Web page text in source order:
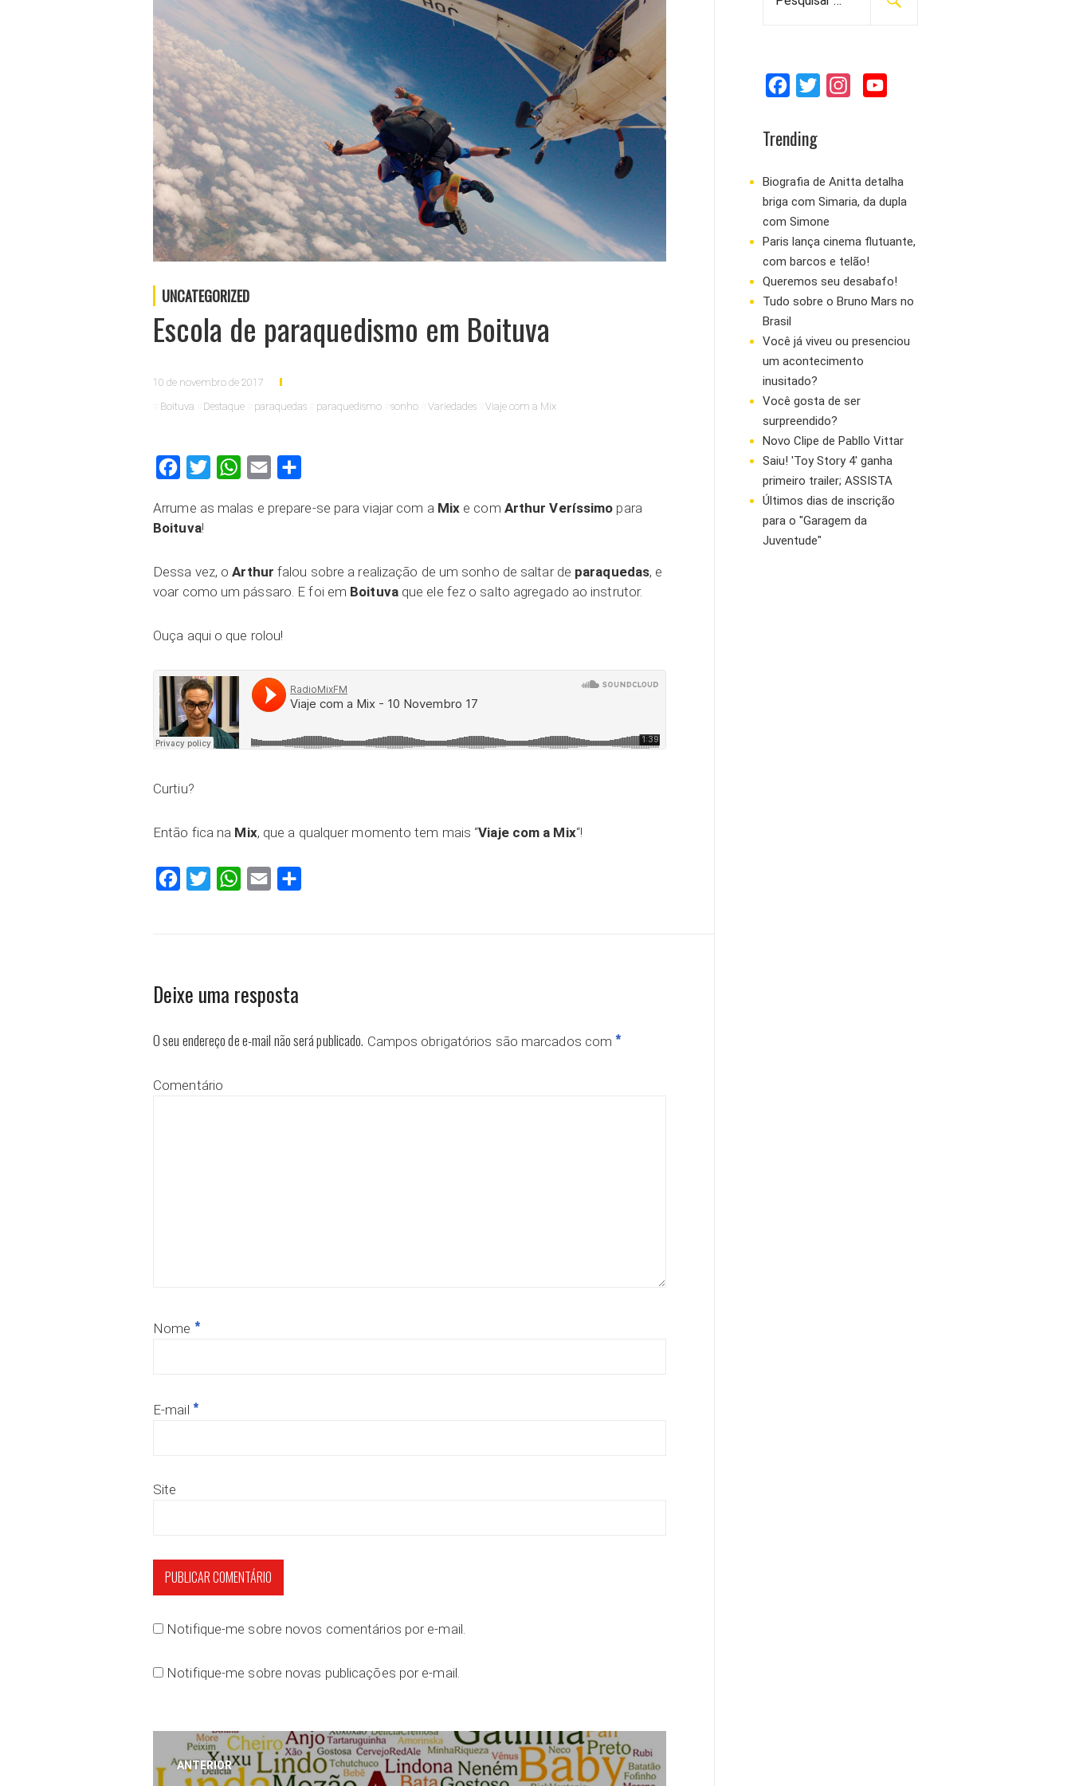
UNCATEGORIZED
Escola de paraquedismo em Boituva
10 de novembro de 2017
Boituva
Destaque paraquedas paraquedismo sonho Variedades Viaje com a Mix
FacebookTwitter WhatsAppEmail
Arrume as malas e prepare-se para viajar com a Mix e com Arthur Veríssimo para
Boituva!
Dessa vez, oArthur falou sobre a realização de um sonho de saltar de paraquedas, e
voar como um pássaro. E foi em Boituvaque ele fez o salto agregado ao instrutor.
Ouça aqui o que rolou!
Curtiu?
Então fica na Mix, que a qualquer momento tem mais “Viaje com a Mix“!
FacebookTwitter WhatsAppEmail
Deixe uma resposta
O seu endereço de e-mail não será publicado. Campos obrigatórios são marcados com *
Comentário
Nome *
E-mail *
Site
Notifique-me sobre novos comentários por e-mail.
Notifique-me sobre novas publicações por e-mail.
Navegação
ANTERIOR
r
o
r
:
c
b
o
o
k
t
e
r
a
g
a
m
u
b
Trending
Biografia de Anitta detalha
briga com Simaria, da dupla
com Simone
Paris lança cinema flutuante,
com barcos e telão!
Queremos seu desabafo!
Tudo sobre o Bruno Mars no
Brasil
Você já viveu ou presenciou
um acontecimento
inusitado?
Você gosta de ser
surpreendido?
Novo Clipe de Pabllo Vittar
Saiu! 'Toy Story 4' ganha
primeiro trailer; ASSISTA
Últimos dias de inscrição
para o "Garagem da
Juventude"